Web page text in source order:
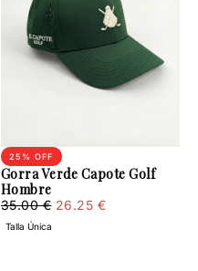
Gorra Verde Capote Golf
Hombre
25 % OFF
26.25
€
Regular
price
35.00 € Minimum
26.25 €
Talla Única